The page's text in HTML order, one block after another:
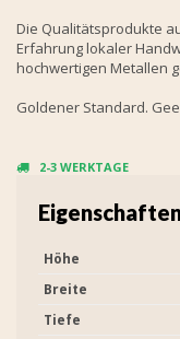
Die Qualitätsprodukte
Erfahrung lokaler
hochwertigen Metallen
Goldener Standard.
2-3 WERKTAGE
Höhe
Breite
Tiefe